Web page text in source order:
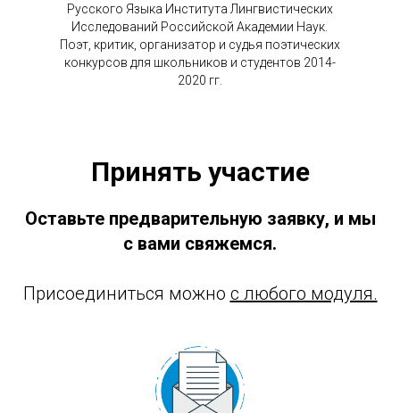
Русского Языка Института Лингвистических
Исследований Российской Академии Наук.
Поэт, критик, организатор и судья поэтических
конкурсов для школьников и студентов 2014-
2020 гг.
Принять участие
Оставьте предварительную заявку, и мы
с вами свяжемся.
Присоединиться можно с любого модуля.